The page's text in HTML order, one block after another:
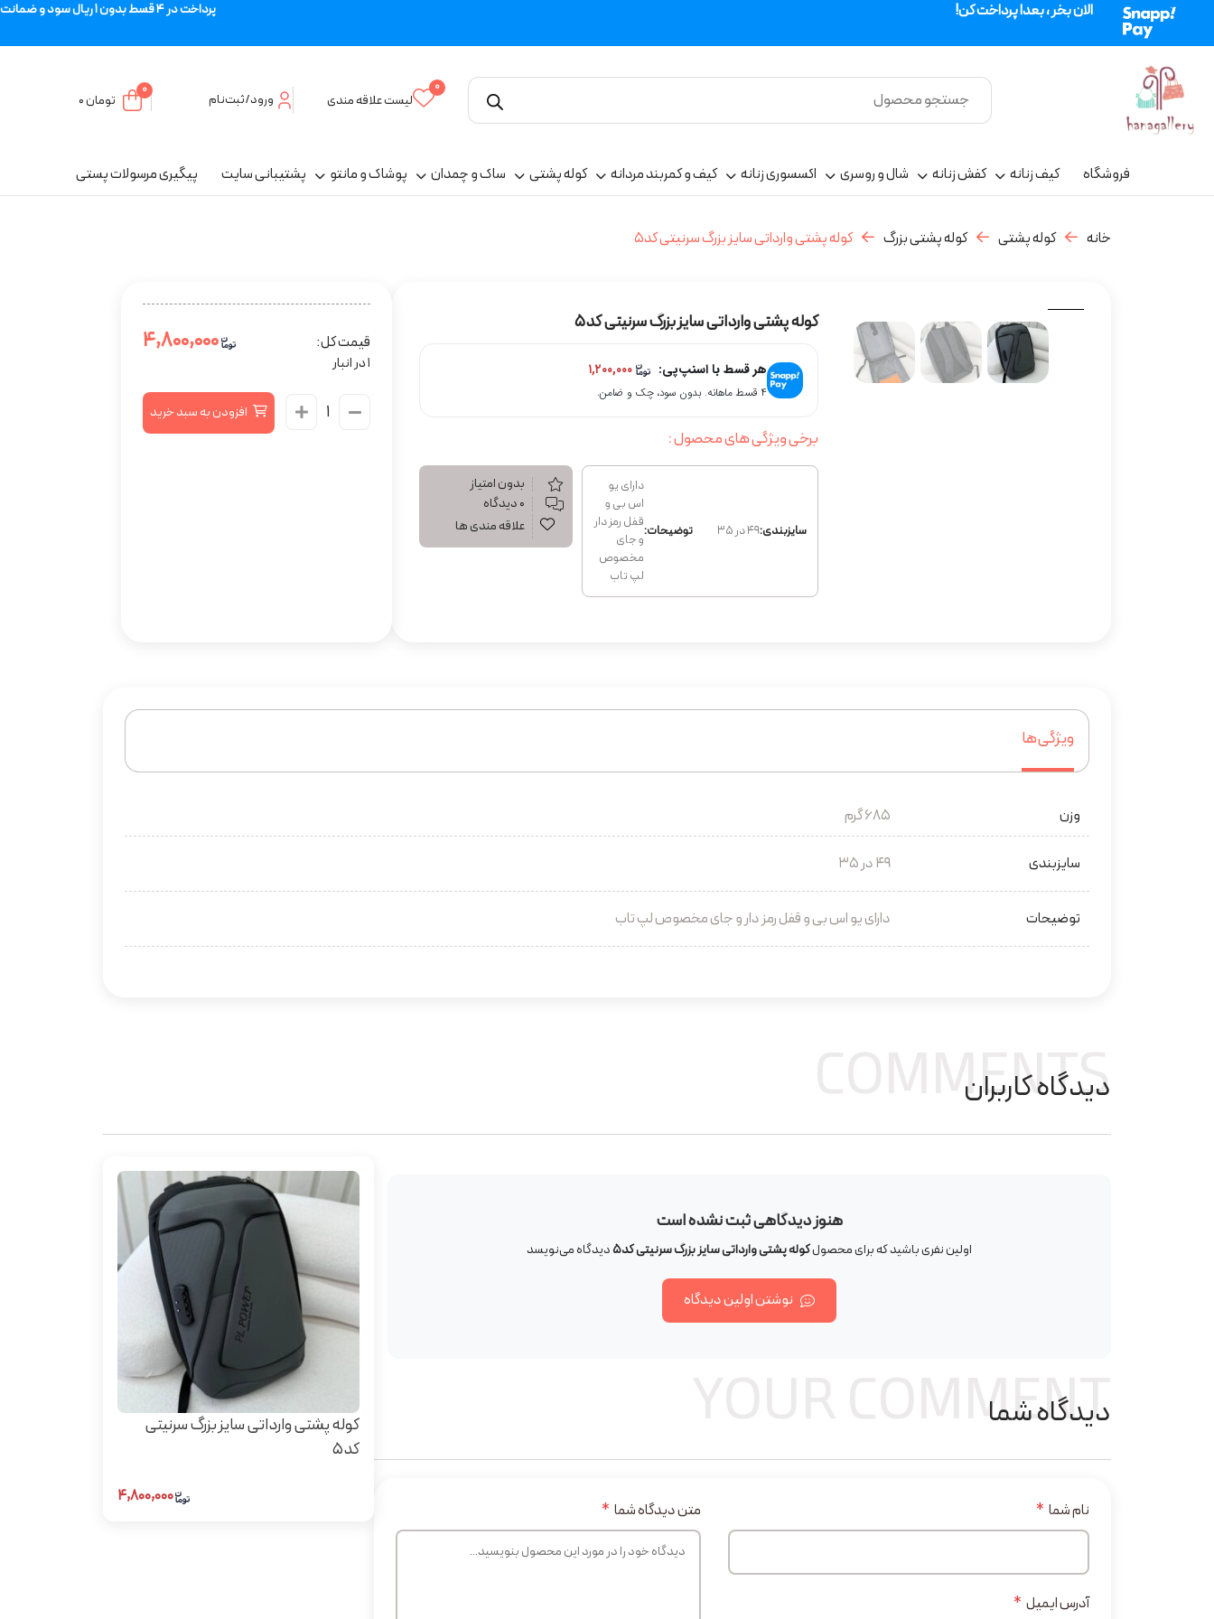
الان بخر ، بعدا پرداخت کن! پرداخت در 4 قسط بدون 1 ریال سود و ضمانت
0
لیست علاقه مندی ورود/ثبت‌نام
0
تومان
فروشگاه کیف زنانه کفش زنانه شال و روسری اکسسوری زنانه کیف و کمربند مردانه کوله پشتی ساک و چمدان پوشاک و مانتو پشتیبانی سایت پیگیری مرسولات پستی
خانه کوله پشتی کوله پشتی بزرگ کوله پشتی وارداتی سایز بزرگ سرنیتی کد5
کوله پشتی وارداتی سایز بزرگ سرنیتی کد5
هر قسط با اسنپ‌پی: ۱,۲۰۰,۰۰۰
۴ قسط ماهانه. بدون سود، چک و ضامن.
برخی ویژگی های محصول :
سایزبندی:49 در 35 توضیحات:
دارای یو
اس بی و
قفل رمز دار
و جای
مخصوص
لپ تاب
بدون امتیاز
۰ دیدگاه
علاقه مندی ها
قیمت کل:
1 در انبار
افزودن به سبد خرید
ویژگی‌ها
وزن 685 گرم
سایزبندی 49 در 35
توضیحات دارای یو اس بی و قفل رمز دار و جای مخصوص لپ تاب
دیدگاه کاربران
COMMENTS
هنوز دیدگاهی ثبت نشده است
اولین نفری باشید که برای محصولکوله پشتی وارداتی سایز بزرگ سرنیتی کد5 دیدگاه می‌نویسد
نوشتن اولین دیدگاه
دیدگاه شما
YOUR COMMENT
نام شما *
آدرس ایمیل *
متن دیدگاه شما *
کوله پشتی وارداتی سایز بزرگ سرنیتی
کد5